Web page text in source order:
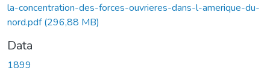
la-concentration-des-forces-ouvrieres-dans-l-amerique-du-
nord.pdf(296,88 MB)
Data
1899